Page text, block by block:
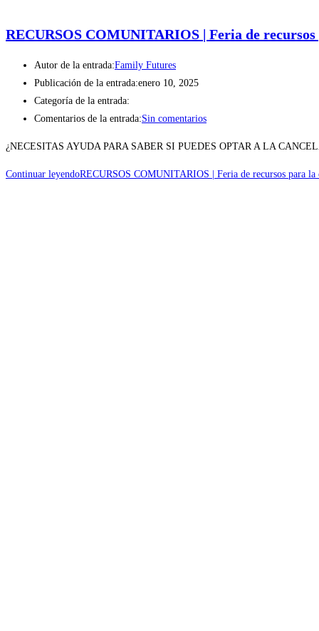
RECURSOS COMUNITARIOS | Feria de
Autor de la entrada:Family Futures
Publicación de la entrada:enero 10, 2025
Categoría de la entrada:
Comentarios de la entrada:Sin comentarios
¿NECESITAS AYUDA PARA SABER SI PUEDES OPTAR A LA
Continuar leyendoRECURSOS COMUNITARIOS | Feria de recursos para la